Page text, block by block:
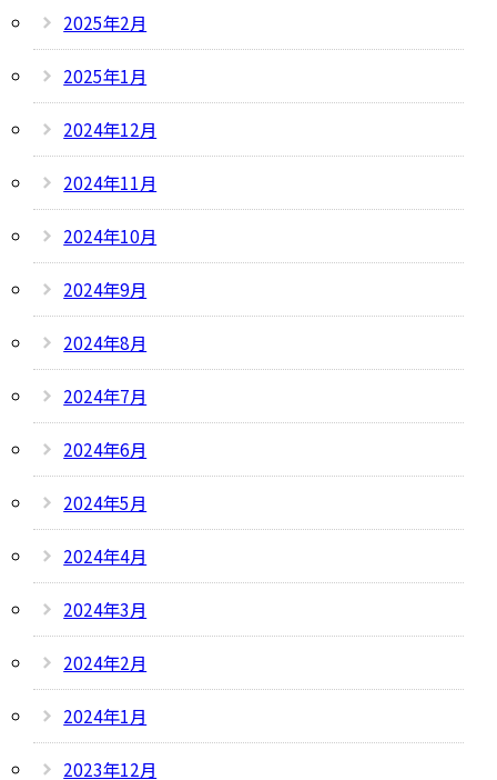
2025年2月
2025年1月
2024年12月
2024年11月
2024年10月
2024年9月
2024年8月
2024年7月
2024年6月
2024年5月
2024年4月
2024年3月
2024年2月
2024年1月
2023年12月